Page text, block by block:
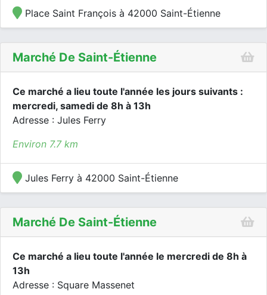
Place Saint François à 42000 Saint-Étienne
Marché De Saint-Étienne
Ce marché a lieu toute l'année les jours suivants :
mercredi, samedi de 8h à 13h
Adresse : Jules Ferry
Environ 7.7 km
Jules Ferry à 42000 Saint-Étienne
Marché De Saint-Étienne
Ce marché a lieu toute l'année le mercredi de 8h à
13h
Adresse : Square Massenet